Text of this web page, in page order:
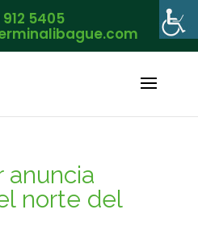
5405
anuncia
norte del